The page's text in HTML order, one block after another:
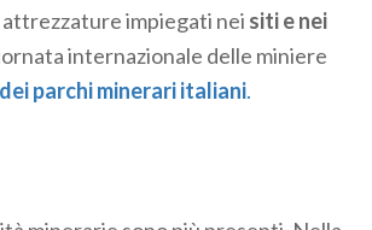
impiegati nei siti e nei
internazionale delle miniere
parchi minerari italiani.